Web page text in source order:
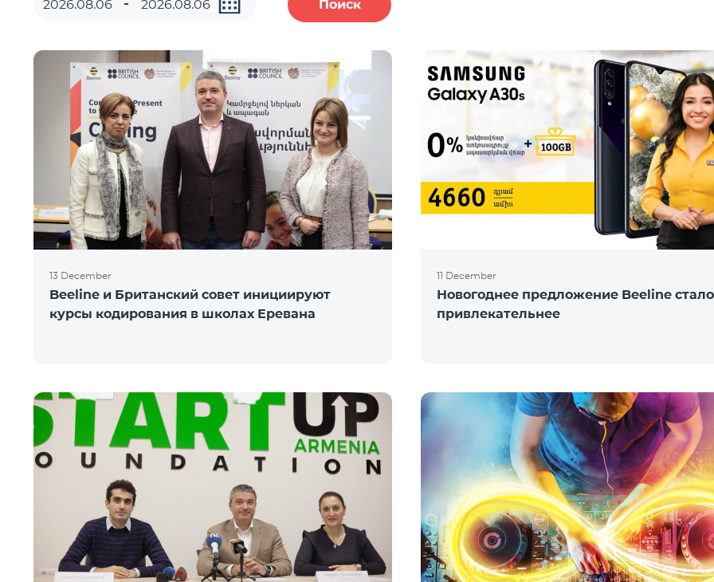
Поиск
13 December
Beeline и Британский совет инициируют
курсы кодирования в школах Еревана
11 December
Новогоднее предложение Beeline
привлекательнее